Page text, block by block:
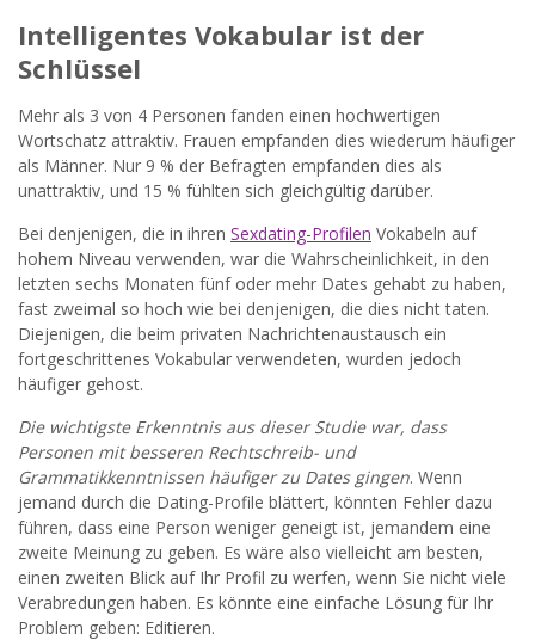
Intelligentes Vokabular ist der
Schlüssel
Mehr als 3 von 4 Personen fanden einen hochwertigen
Wortschatz attraktiv. Frauen empfanden dies wiederum häufiger
als Männer. Nur 9 % der Befragten empfanden dies als
unattraktiv, und 15 % fühlten sich gleichgültig darüber.
Bei denjenigen, die in ihren Sexdating-Profilen Vokabeln auf
hohem Niveau verwenden, war die Wahrscheinlichkeit, in den
letzten sechs Monaten fünf oder mehr Dates gehabt zu haben,
fast zweimal so hoch wie bei denjenigen, die dies nicht taten.
Diejenigen, die beim privaten Nachrichtenaustausch ein
fortgeschrittenes Vokabular verwendeten, wurden jedoch
häufiger gehost.
Die wichtigste Erkenntnis aus dieser Studie war, dass
Personen mit besseren Rechtschreib- und
Grammatikkenntnissen häufiger zu Dates gingen. Wenn
jemand durch die Dating-Profile blättert, könnten Fehler dazu
führen, dass eine Person weniger geneigt ist, jemandem eine
zweite Meinung zu geben. Es wäre also vielleicht am besten,
einen zweiten Blick auf Ihr Profil zu werfen, wenn Sie nicht viele
Verabredungen haben. Es könnte eine einfache Lösung für Ihr
Problem geben: Editieren.